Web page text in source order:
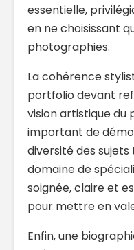
essentielle,
en ne choisissant
photographies.
La cohérence
portfolio devant
vision artistique du
important de
diversité des
domaine de
soignée, claire et
pour mettre en
Enfin, une